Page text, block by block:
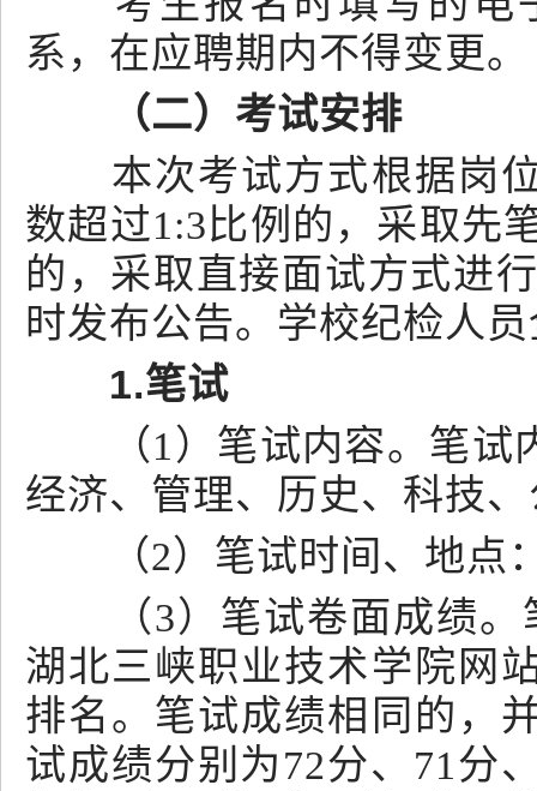
系，在应聘期内不得变更。
（二）考试安排
本次考试方式根据岗位
数超过1:3比例的，采取先
的，采取直接面试方式进
时发布公告。学校纪检人
1.笔试
（1）笔试内容。笔试
经济、管理、历史、科技
（2）笔试时间、地点
（3）笔试卷面成绩。
湖北三峡职业技术学院网
排名。笔试成绩相同的，
试成绩分别为72分、71分